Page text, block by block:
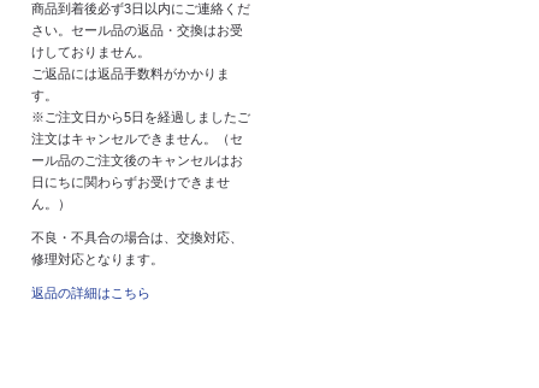
商品到着後必ず3日以内にご連絡くだ
さい。セール品の返品・交換はお受
けしておりません。
ご返品には返品手数料がかかりま
す。
※ご注文日から5日を経過しましたご
注文はキャンセルできません。（セ
ール品のご注文後のキャンセルはお
日にちに関わらずお受けできませ
ん。）
不良・不具合の場合は、交換対応、
修理対応となります。
返品の詳細はこちら